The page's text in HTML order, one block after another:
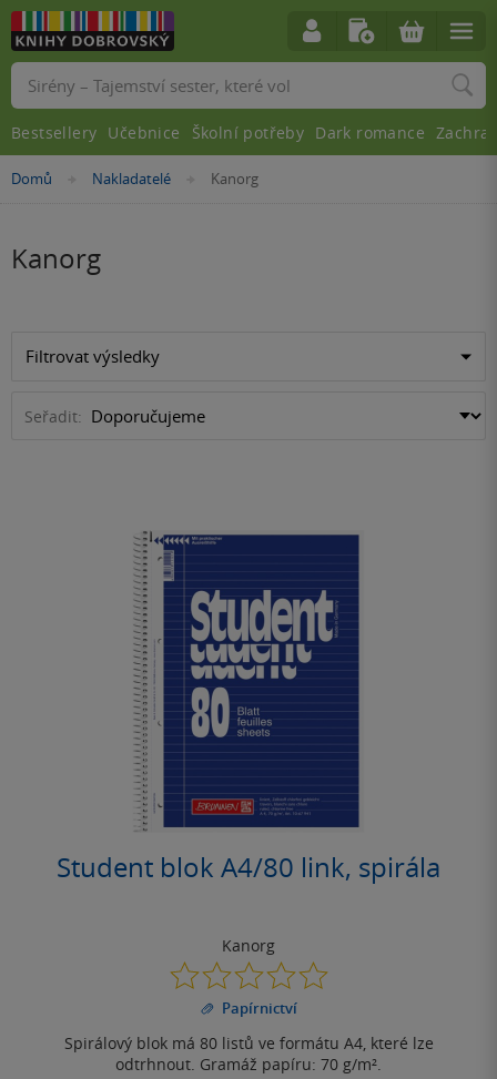
Nacházíte
Domů »
Nakladatelé »
Kanorg
Kanorg
Filtrovat výsledky
Seřadit:
Student blok A4/80 link, spirála
Kanorg
0.0
z
5
Papírnictví
Spirálový blok má 80 listů ve formátu A4, které lze
odtrhnout. Gramáž papíru: 70 g/m².
Vyhledávání
Bestsellery Učebnice Školní potřeby Dark romance